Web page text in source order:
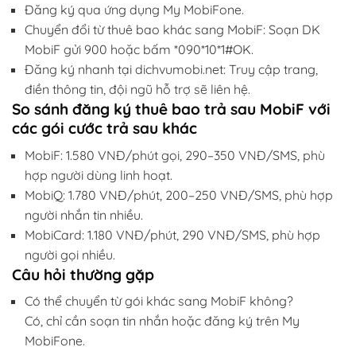
Đăng ký qua ứng dụng My MobiFone.
Chuyển đổi từ thuê bao khác sang MobiF: Soạn DK
MobiF gửi 900 hoặc bấm *090*10*1#OK.
Đăng ký nhanh tại dichvumobi.net: Truy cập trang,
điền thông tin, đội ngũ hỗ trợ sẽ liên hệ.
So sánh đăng ký thuê bao trả sau MobiF với
các gói cước trả sau khác
MobiF: 1.580 VNĐ/phút gọi, 290–350 VNĐ/SMS, phù
hợp người dùng linh hoạt.
MobiQ: 1.780 VNĐ/phút, 200–250 VNĐ/SMS, phù hợp
người nhắn tin nhiều.
MobiCard: 1.180 VNĐ/phút, 290 VNĐ/SMS, phù hợp
người gọi nhiều.
Câu hỏi thường gặp
Có thể chuyển từ gói khác sang MobiF không?
Có, chỉ cần soạn tin nhắn hoặc đăng ký trên My
MobiFone.